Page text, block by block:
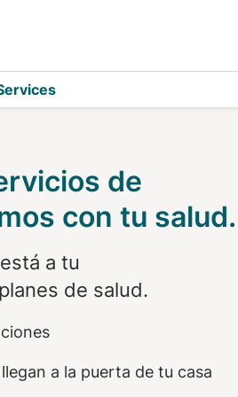
Plan Active
de
con tu salud.
a tu
de salud.
a la puerta de tu casa